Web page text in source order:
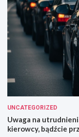
UNCATEGORIZED
Uwaga na
kierowcy, bądźcie